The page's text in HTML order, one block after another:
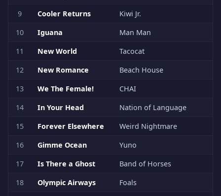
9 Cooler Returns
Kiwi Jr.
10
Iguana
Man Man
11
New World
Tacocat
12
New Romance
Beach House
13
We The Female!
CHAI
14
In Your Head
Nation of Language
15
Forever Elsewhere
Weird Nightmare
16
Gimme Ocean
Yuno
17
Is There a Ghost
Band of Horses
18
Olympic Airways Foals